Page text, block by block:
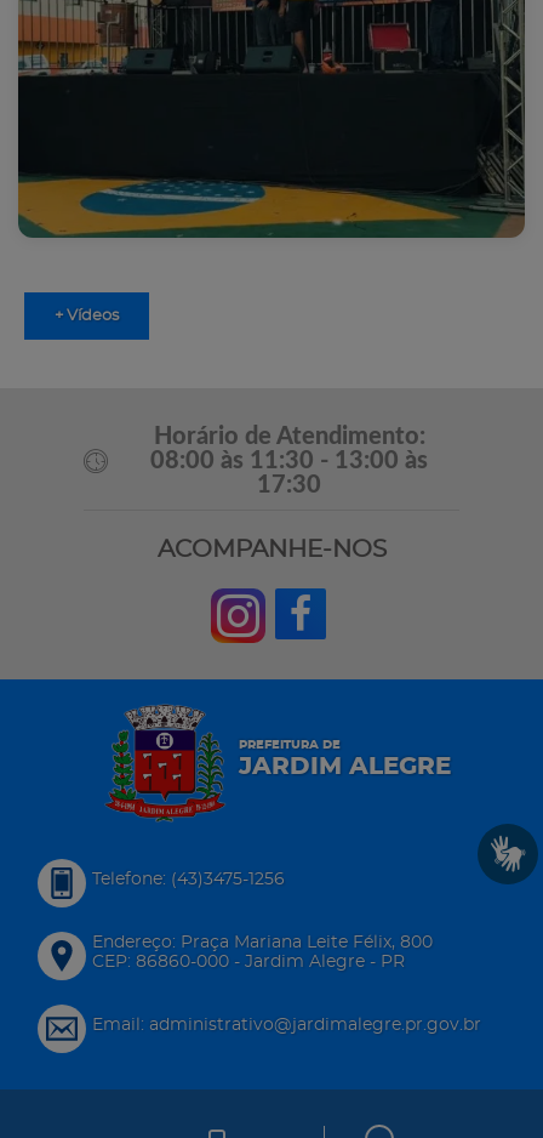
+ Vídeos
Horário de Atendimento:
08:00 às 11:30 - 13:00 às
17:30
ACOMPANHE-NOS
PREFEITURA DE
JARDIM ALEGRE
Telefone: (43)3475-1256
Endereço: Praça Mariana Leite Félix, 800
CEP: 86860-000 - Jardim Alegre - PR
Email: administrativo@jardimalegre.pr.gov.br